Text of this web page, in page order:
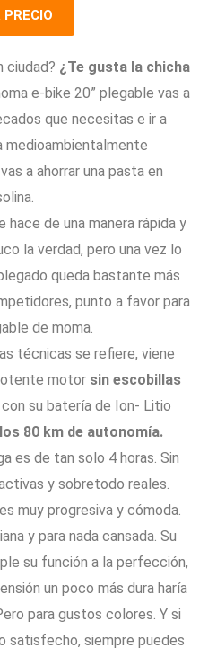
PRECIO
ciudad? ¿Te gusta la chicha
e-bike 20” plegable vas a
que necesitas e ir a
medioambientalmente
a ahorrar una pasta en
hace de una manera rápida y
la verdad, pero una vez lo
queda bastante más
punto a favor para
de moma.
técnicas se refiere, viene
motor sin escobillas
su batería de Ion- Litio
80 km de autonomía.
es de tan solo 4 horas. Sin
y sobretodo reales.
muy progresiva y cómoda.
y para nada cansada. Su
su función a la perfección,
un poco más dura haría
para gustos colores. Y si
satisfecho, siempre puedes